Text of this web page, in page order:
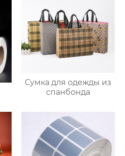
Сумка для одежды из
спанбонда